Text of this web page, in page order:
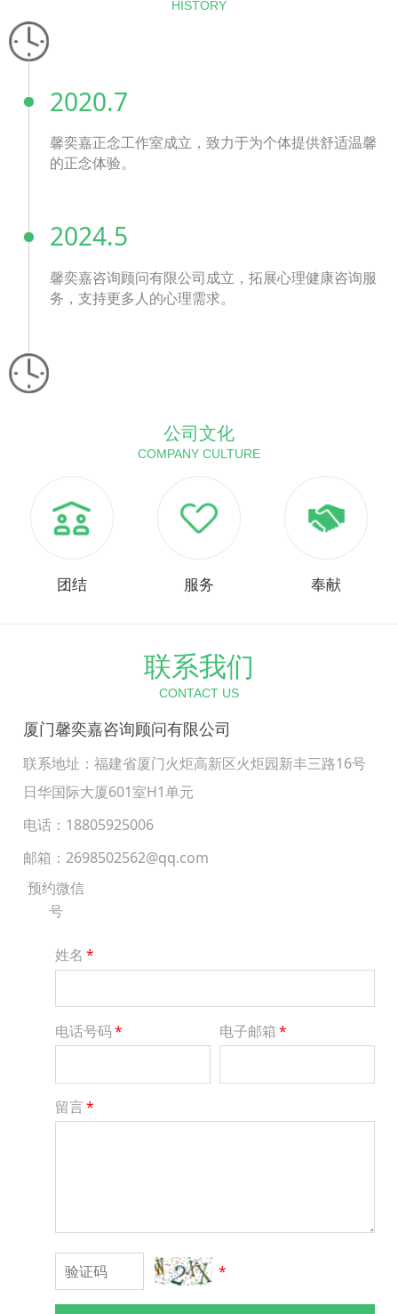
HISTORY
2020.7
馨奕嘉正念工作室成立，致力于为个体提供舒适温馨
的正念体验。
2024.5
馨奕嘉咨询顾问有限公司成立，拓展心理健康咨询服
务，支持更多人的心理需求。
公司文化
COMPANY CULTURE
团结 服务 奉献
联系我们
CONTACT US
厦门馨奕嘉咨询顾问有限公司
联系地址：福建省厦门火炬高新区火炬园新丰三路16号
日华国际大厦601室H1单元
电话：18805925006
邮箱：2698502562@qq.com
预约微信
号
姓名 *
电话号码* 电子邮箱*
留言*
*